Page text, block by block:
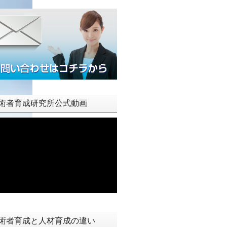
者育成研究所公式動画
者育成と人材育成の違い